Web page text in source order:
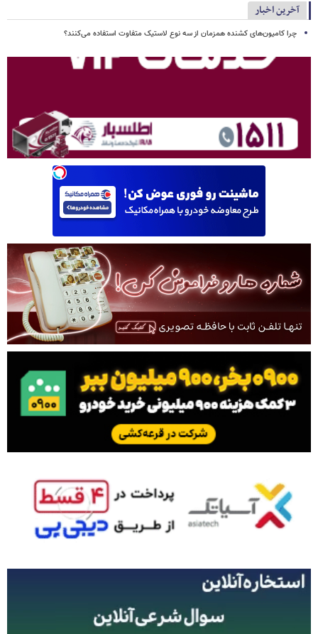
آخرین اخبار
چرا کامیون‌های کشنده همزمان از سه نوع لاستیک متفاوت استفاده می‌کنند؟